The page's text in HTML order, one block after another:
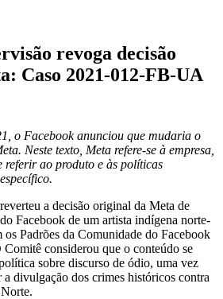
revoga decisão
Caso 2021-012-FB-UA
o Facebook anunciou que mudaria o
Neste texto, Meta refere-se à empresa,
referir ao produto e às políticas
a decisão original da Meta de
Facebook de um artista indígena norte-
os Padrões da Comunidade do Facebook
considerou que o conteúdo se
sobre discurso de ódio, uma vez
a divulgação dos crimes históricos contra